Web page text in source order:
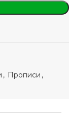
, Прописи ,